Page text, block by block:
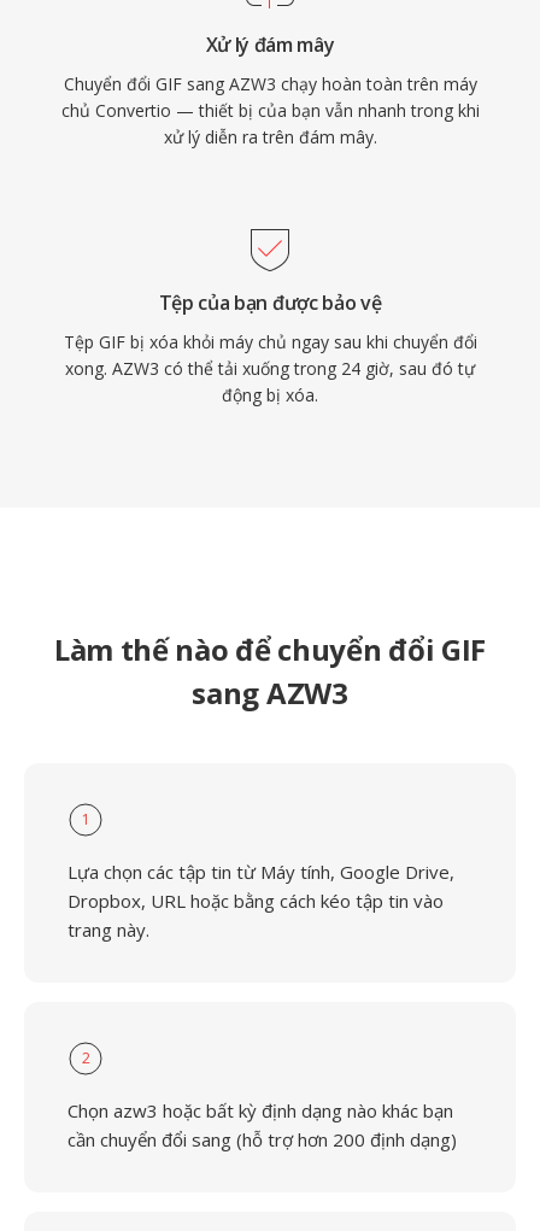
Xử lý đám mây
Chuyển đổi GIF sang AZW3 chạy hoàn toàn trên máy
chủ Convertio — thiết bị của bạn vẫn nhanh trong khi
xử lý diễn ra trên đám mây.
Tệp của bạn được bảo vệ
Tệp GIF bị xóa khỏi máy chủ ngay sau khi chuyển đổi
xong. AZW3 có thể tải xuống trong 24 giờ, sau đó tự
động bị xóa.
Làm thế nào để chuyển đổi GIF
sang AZW3
1
Lựa chọn các tập tin từ Máy tính, Google Drive,
Dropbox, URL hoặc bằng cách kéo tập tin vào
trang này.
2
Chọn azw3 hoặc bất kỳ định dạng nào khác bạn
cần chuyển đổi sang (hỗ trợ hơn 200 định dạng)